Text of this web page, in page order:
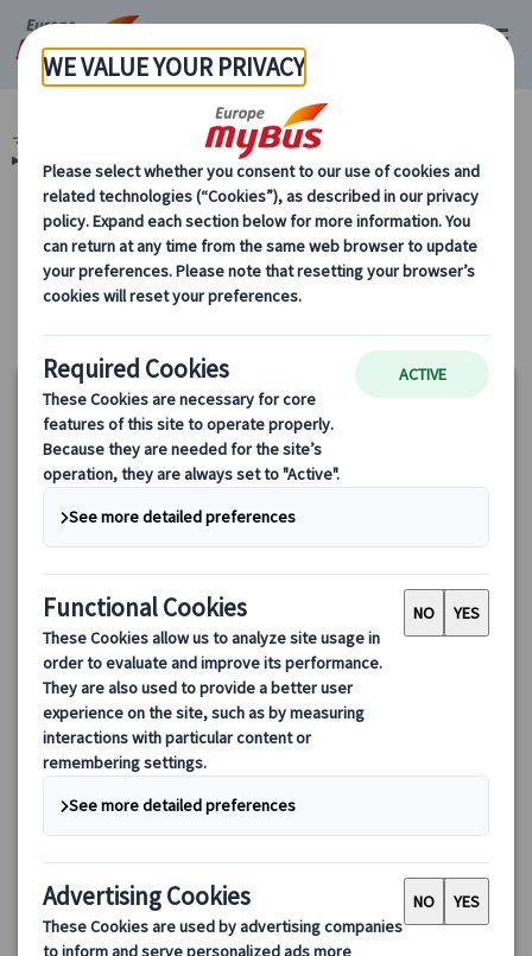
マイバス・ヨーロッパ チェコ (19) プラハ (19)
カテゴリーから探す
チェコ地方観光 プルゼニ
【日本語公認ガイド＆専用車付】ビール好きの聖地！「ピルス
ナー・ウルケル」のふるさとプルゼニ プライベート１日観光
一番人気のピルスナー・ウルケルを造るビール醸造所を訪ねる！
前に由来します。ピルスナーの旨さの秘密に触れます♪
210.00 EUR
土・日曜日(※ビール工場の都合による)
約8時間